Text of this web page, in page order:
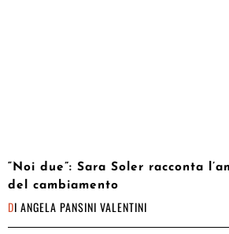
“Noi due”: Sara Soler racconta
del cambiamento
DI ANGELA PANSINI VALENTINI